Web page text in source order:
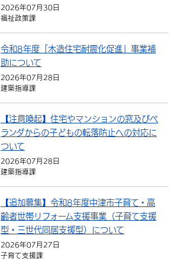
2026年07月30日
福祉政策課
令和8年度「木造住宅耐震化促進」事業補
助について
2026年07月28日
建築指導課
【注意喚起】住宅やマンションの窓及びベ
ランダからの子どもの転落防止への対応に
ついて
2026年07月28日
建築指導課
【追加募集】令和8年度中津市子育て・高
齢者世帯リフォーム支援事業（子育て支援
型・三世代同居支援型）について
2026年07月27日
子育て支援課